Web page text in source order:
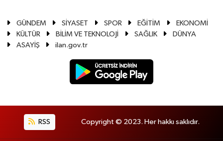
GÜNDEM SİYASET SPOR EĞİTİM
EKONOMİ
KÜLTÜR
BİLİM VE TEKNOLOJİ SAĞLIK
DÜNYA
ASAYİŞ
ilan.gov.tr
RSS Copyright © 2023. Her hakkı saklıdır.